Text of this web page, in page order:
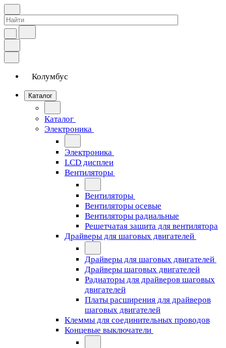
Колумбус
Каталог
Каталог
Электроника
Электроника
LCD дисплеи
Вентиляторы
Вентиляторы
Вентиляторы осевые
Вентиляторы радиальные
Решетчатая защита для вентилятора
Драйверы для шаговых двигателей
Драйверы для шаговых двигателей
Драйверы шаговых двигателей
Радиаторы для драйверов шаговых
двигателей
Платы расширения для драйверов
шаговых двигателей
Клеммы для соединительных проводов
Концевые выключатели